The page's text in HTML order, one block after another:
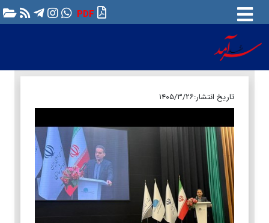
PDF
تاریخ انتشار:۱۴۰۵/۳/۲۶